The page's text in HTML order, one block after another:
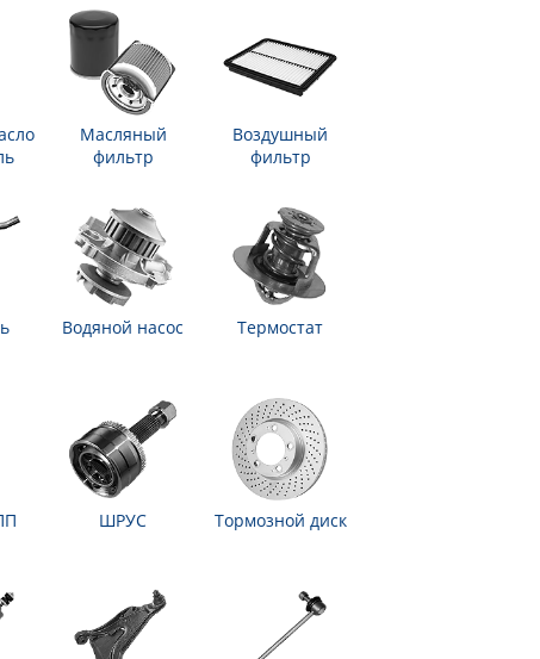
Масляный
фильтр
Воздушный
фильтр
Водяной насос Термостат
ШРУС Тормозной диск